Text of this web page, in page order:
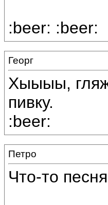
:beer: :beer:
Георг
Хыыыы,
пивку.
:beer:
Петро
Что-то